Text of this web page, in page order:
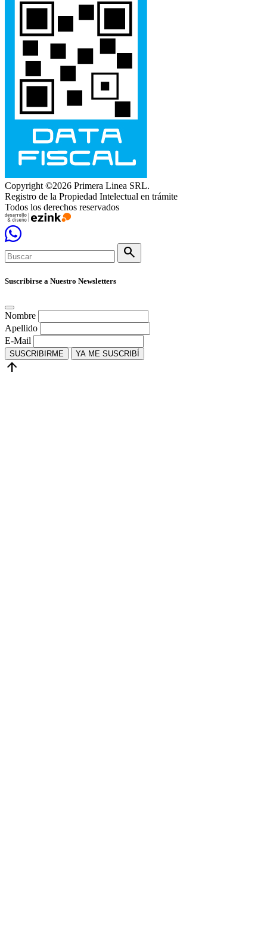
Copyright ©2026 Primera Linea SRL.
Registro de la Propiedad Intelectual en trámite
Todos los derechos reservados
search
Suscribirse a Nuestro Newsletters
Nombre
Apellido
E-Mail
SUSCRIBIRME YA ME SUSCRIBÍ
arrow_upward